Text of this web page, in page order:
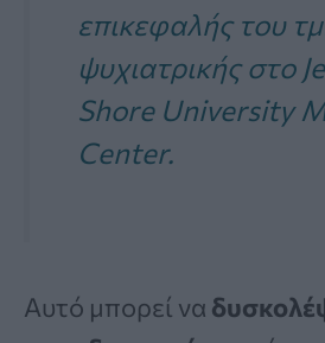
επικεφαλής του
ψυχιατρικής στο
Shore University
Center.
Αυτό μπορεί να